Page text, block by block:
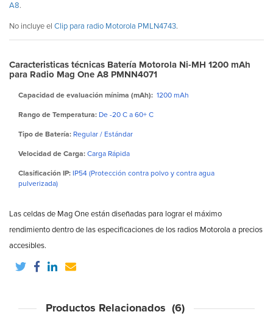
A8.
No incluye el Clip para radio Motorola PMLN4743.
Caracteristicas técnicas Batería Motorola Ni-MH 1200 mAh
para Radio Mag One A8 PMNN4071
Capacidad de evaluación mínima (mAh): 1200 mAh
Rango de Temperatura: De -20 C a 60+ C
Tipo de Batería: Regular / Estándar
Velocidad de Carga: Carga Rápida
Clasificación IP: IP54 (Protección contra polvo y contra agua
pulverizada)
Las celdas de Mag One están diseñadas para lograr el máximo
rendimiento dentro de las especificaciones de los radios Motorola a precios
accesibles.
Productos Relacionados (6)